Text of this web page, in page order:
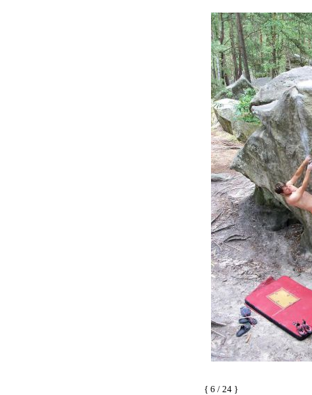
{ 6 / 24 }